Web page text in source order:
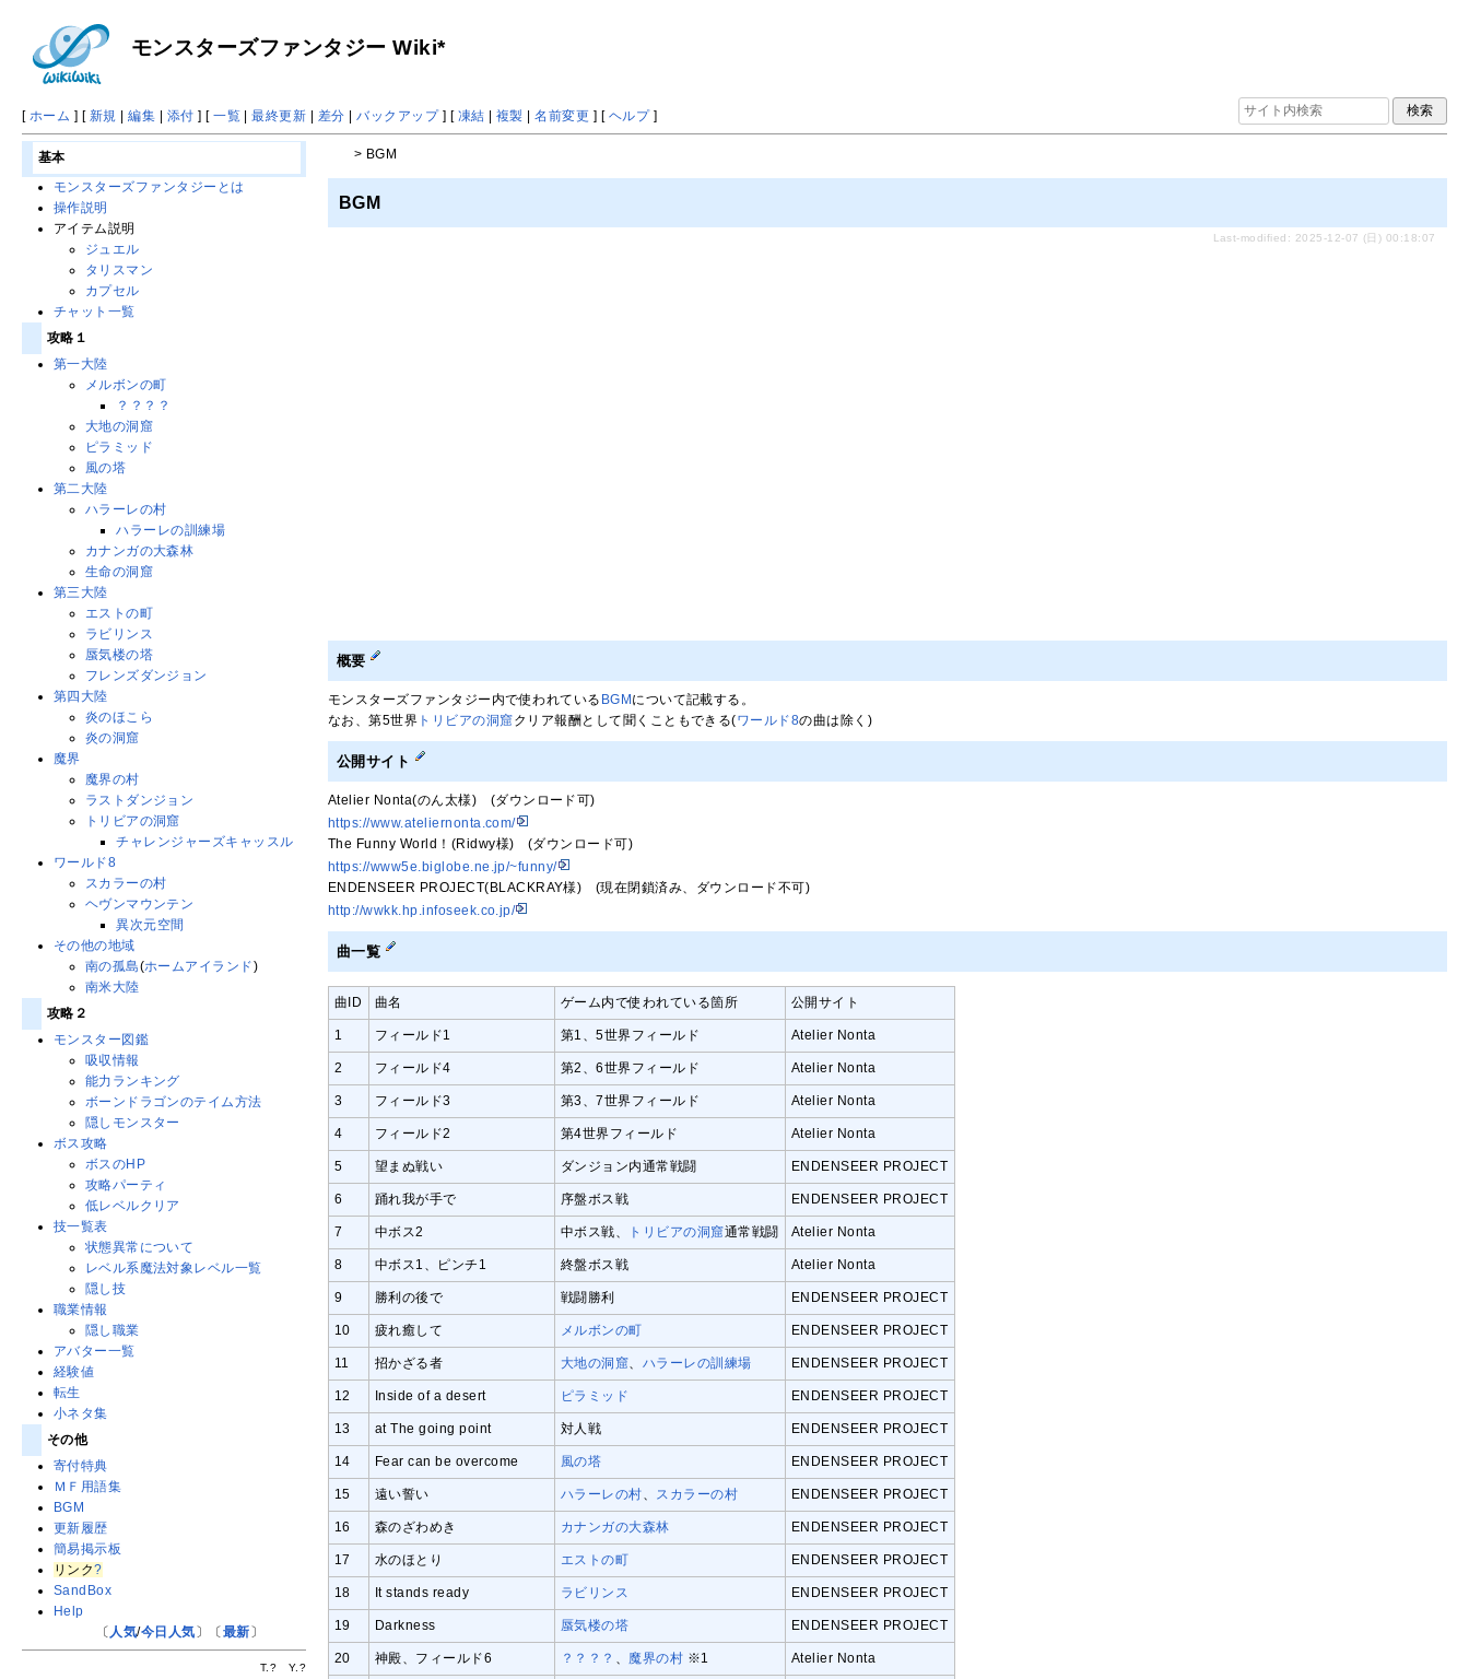
モンスターズファンタジー Wiki*
[ ホーム ] [ 新規 |編集 | 添付 ] [一覧 |最終更新 | 差分 |バックアップ] [ 凍結 | 複製 |名前変更 ] [ ヘルプ]
> BGM
BGM
Last-modified: 2025-12-07 (日) 00:18:07
概要
モンスターズファンタジー内で使われている BGM について記載する。
なお、第5世界 トリビアの洞窟クリア報酬として聞くこともできる(ワールド8の曲は除く)
公開サイト
Atelier Nonta(のん太様) (ダウンロード可)
https://www.ateliernonta.com/
The Funny World！(Ridwy様) (ダウンロード可)
https://www5e.biglobe.ne.jp/~funny/
ENDENSEER PROJECT(BLACKRAY様) (現在閉鎖済み、ダウンロード不可)
http://wwkk.hp.infoseek.co.jp/
曲一覧
曲ID 曲名 ゲーム内で使われている箇所 公開サイト
1 フィールド1 第1、5世界フィールド Atelier Nonta
2 フィールド4 第2、6世界フィールド Atelier Nonta
3 フィールド3 第3、7世界フィールド Atelier Nonta
4 フィールド2 第4世界フィールド Atelier Nonta
5 望まぬ戦い ダンジョン内通常戦闘 ENDENSEER PROJECT
6 踊れ我が手で 序盤ボス戦 ENDENSEER PROJECT
7 中ボス2 中ボス戦、 トリビアの洞窟通常戦闘 Atelier Nonta
8 中ボス1、ピンチ1 終盤ボス戦 Atelier Nonta
9 勝利の後で 戦闘勝利 ENDENSEER PROJECT
10 疲れ癒して メルボンの町 ENDENSEER PROJECT
11 招かざる者 大地の洞窟 ハラーレの訓練場 ENDENSEER PROJECT
12 Inside of a desert ピラミッド ENDENSEER PROJECT
13 at The going point 対人戦 ENDENSEER PROJECT
14 Fear can be overcome 風の塔 ENDENSEER PROJECT
15 遠い誓い ハラーレの村 スカラーの村 ENDENSEER PROJECT
16 森のざわめき カナンガの大森林 ENDENSEER PROJECT
17 水のほとり エストの町 ENDENSEER PROJECT
18 It stands ready ラビリンス ENDENSEER PROJECT
19 Darkness 蜃気楼の塔 ENDENSEER PROJECT
20 神殿、フィールド6 ？？？？ 魔界の村 ※1 Atelier Nonta
基本
モンスターズファンタジーとは
操作説明
アイテム説明
ジュエル
タリスマン
カプセル
チャット一覧
攻略１
第一大陸
メルボンの町
？？？？
大地の洞窟
ピラミッド
風の塔
第二大陸
ハラーレの村
ハラーレの訓練場
カナンガの大森林
生命の洞窟
第三大陸
エストの町
ラビリンス
蜃気楼の塔
フレンズダンジョン
第四大陸
炎のほこら
炎の洞窟
魔界
魔界の村
ラストダンジョン
トリビアの洞窟
チャレンジャーズキャッスル
ワールド8
スカラーの村
ヘヴンマウンテン
異次元空間
その他の地域
南の孤島(ホームアイランド)
南米大陸
攻略２
モンスター図鑑
吸収情報
能力ランキング
ボーンドラゴンのテイム方法
隠しモンスター
ボス攻略
ボスのHP
攻略パーティ
低レベルクリア
技一覧表
状態異常について
レベル系魔法対象レベル一覧
隠し技
職業情報
隠し職業
アバター一覧
経験値
転生
小ネタ集
その他
寄付特典
ＭＦ用語集
BGM
更新履歴
簡易掲示板
リンク?
SandBox
Help
〔人気/今日人気〕〔最新〕
T. ? Y. ?